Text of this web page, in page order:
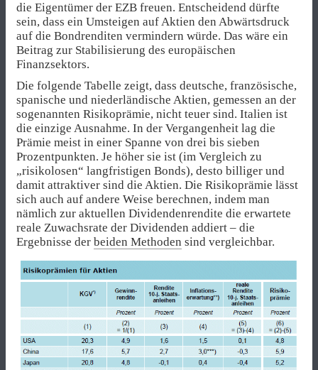
die Eigentümer der EZB freuen. Entscheidend dürfte
sein, dass ein Umsteigen auf Aktien den Abwärtsdruck
auf die Bondrenditen vermindern würde. Das wäre ein
Beitrag zur Stabilisierung des europäischen
Finanzsektors.
Die folgende Tabelle zeigt, dass deutsche, französische,
spanische und niederländische Aktien, gemessen an der
sogenannten Risikoprämie, nicht teuer sind. Italien ist
die einzige Ausnahme. In der Vergangenheit lag die
Prämie meist in einer Spanne von drei bis sieben
Prozentpunkten. Je höher sie ist (im Vergleich zu
„risikolosen“ langfristigen Bonds), desto billiger und
damit attraktiver sind die Aktien. Die Risikoprämie lässt
sich auch auf andere Weise berechnen, indem man
nämlich zur aktuellen Dividendenrendite die erwartete
reale Zuwachsrate der Dividenden addiert – die
Ergebnisse der beiden Methoden sind vergleichbar.